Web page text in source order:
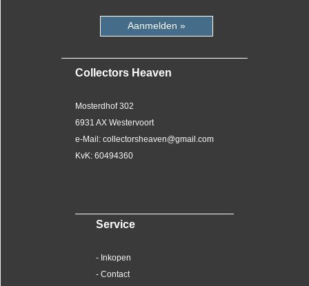
Aanmelden »
Collectors Heaven
Mosterdhof 302
6931 AX Westervoort
e-Mail: collectorsheaven@gmail.com
KvK: 60494360
Service
- Inkopen
- Contact